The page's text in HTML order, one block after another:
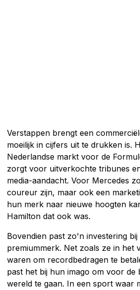
Verstappen brengt een
moeilijk in cijfers uit te drukken is.
Nederlandse markt voor de
zorgt voor uitverkochte tribunes
media-aandacht. Voor Mercedes
coureur zijn, maar ook een
hun merk naar nieuwe hoogten
Hamilton dat ook was.
Bovendien past zo'n investering
premiummerk. Net zoals ze in het
waren om recordbedragen te
past het bij hun imago om voor
wereld te gaan. In een sport waar